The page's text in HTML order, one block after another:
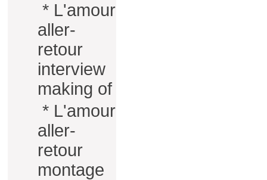
* L'amour
aller-
retour
interview
making of
* L'amour
aller-
retour
montage